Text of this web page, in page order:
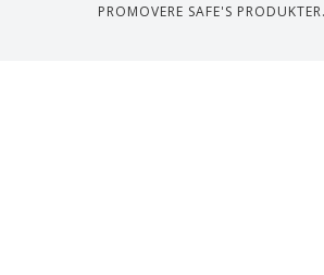
PROMOVERE SAFE'S PRODUKTER.